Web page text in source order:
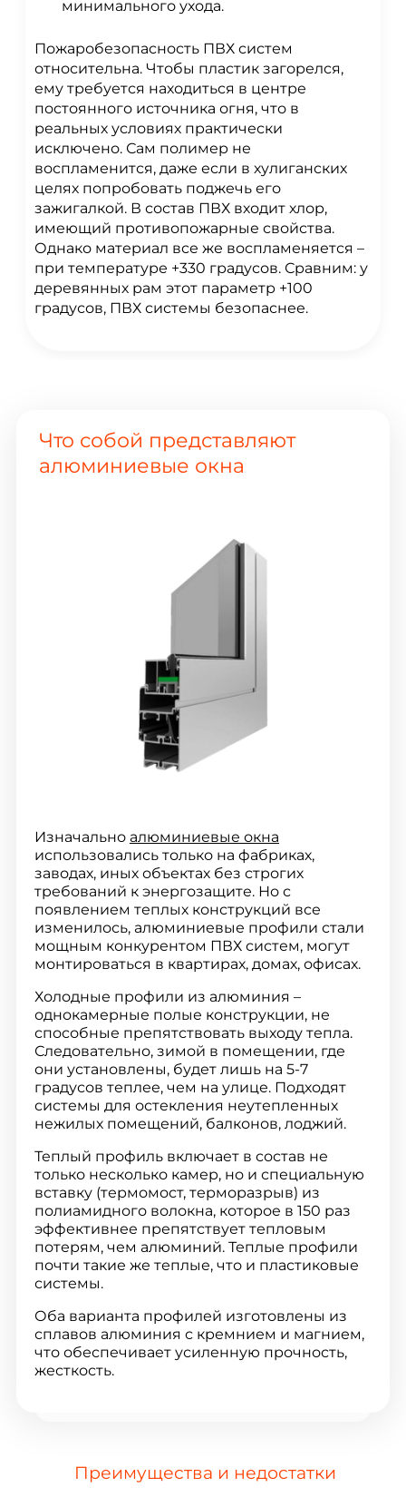
минимального ухода.
Пожаробезопасность ПВХ систем
относительна. Чтобы пластик загорелся,
ему требуется находиться в центре
постоянного источника огня, что в
реальных условиях практически
исключено. Сам полимер не
воспламенится, даже если в хулиганских
целях попробовать поджечь его
зажигалкой. В состав ПВХ входит хлор,
имеющий противопожарные свойства.
Однако материал все же воспламеняется –
при температуре +330 градусов. Сравним: у
деревянных рам этот параметр +100
градусов, ПВХ системы безопаснее.
Что собой представляют
алюминиевые окна
Изначально алюминиевые окна
использовались только на фабриках,
заводах, иных объектах без строгих
требований к энергозащите. Но с
появлением теплых конструкций все
изменилось, алюминиевые профили стали
мощным конкурентом ПВХ систем, могут
монтироваться в квартирах, домах, офисах.
Холодные профили из алюминия –
однокамерные полые конструкции, не
способные препятствовать выходу тепла.
Следовательно, зимой в помещении, где
они установлены, будет лишь на 5-7
градусов теплее, чем на улице. Подходят
системы для остекления неутепленных
нежилых помещений, балконов, лоджий.
Теплый профиль включает в состав не
только несколько камер, но и специальную
вставку (термомост, терморазрыв) из
полиамидного волокна, которое в 150 раз
эффективнее препятствует тепловым
потерям, чем алюминий. Теплые профили
почти такие же теплые, что и пластиковые
системы.
Оба варианта профилей изготовлены из
сплавов алюминия с кремнием и магнием,
что обеспечивает усиленную прочность,
жесткость.
Преимущества и недостатки